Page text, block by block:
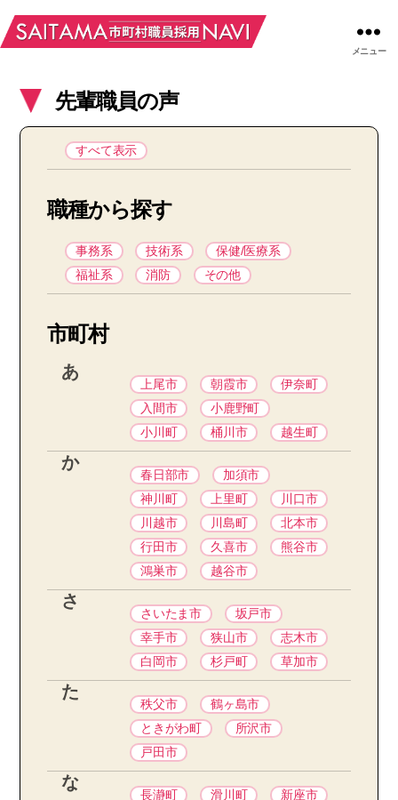
メニュー
先輩職員の声
すべて表示
職種から探す
事務系 技術系
保健/医療系
福祉系
消防 その他
市町村
あ
上尾市 朝霞市
伊奈町
入間市
小鹿野町
小川町
桶川市 越生町
か
春日部市
加須市
神川町
上里町
川口市
川越市
川島町
北本市
行田市
久喜市
熊谷市
鴻巣市
越谷市
さ
さいたま市
坂戸市
幸手市
狭山市
志木市
白岡市
杉戸町 草加市
た
秩父市
鶴ヶ島市
ときがわ町
所沢市
戸田市
な
長瀞町 滑川町 新座市